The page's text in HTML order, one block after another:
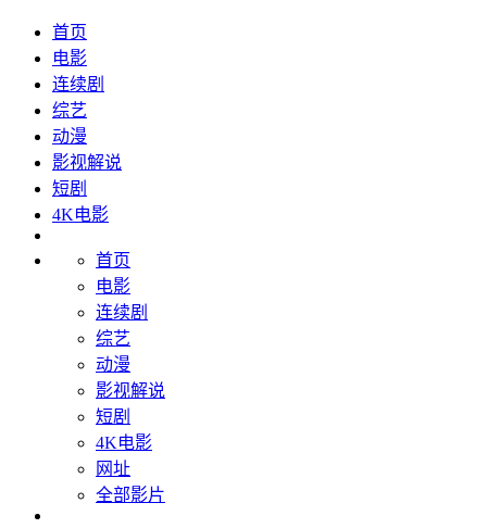
首页
电影
连续剧
综艺
动漫
影视解说
短剧
4K电影
首页
电影
连续剧
综艺
动漫
影视解说
短剧
4K电影
网址
全部影片